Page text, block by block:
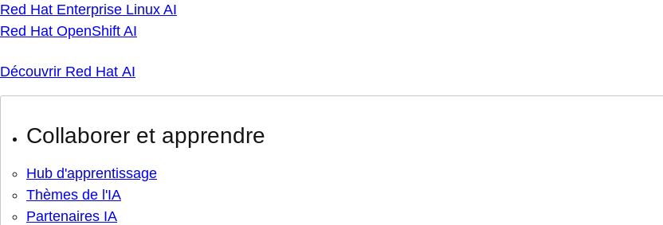
Red Hat Enterprise Linux AI
Red Hat OpenShift AI
Découvrir Red Hat AI
Collaborer et apprendre
Hub d'apprentissage
Thèmes de l'IA
Partenaires IA